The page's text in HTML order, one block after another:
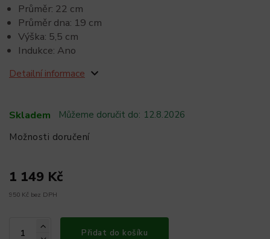
Skladem Můžeme doručit do: 12.8.2026
Možnosti doručení
1 149 Kč
950 Kč bez DPH
Přidat do košíku
Průměr: 22 cm
Průměr dna: 19 cm
Výška: 5,5 cm
Indukce: Ano
Detailní informace